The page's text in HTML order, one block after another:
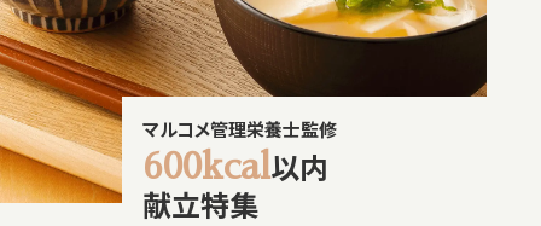
マルコメ管理栄養士監修
600kcal以内
献立特集